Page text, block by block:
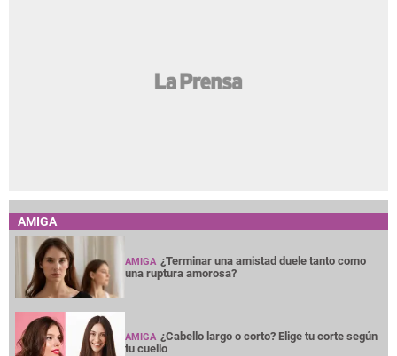
AMIGA
AMIGA ¿Terminar una amistad duele tanto como
una ruptura amorosa?
AMIGA ¿Cabello largo o corto? Elige tu corte según
tu cuello